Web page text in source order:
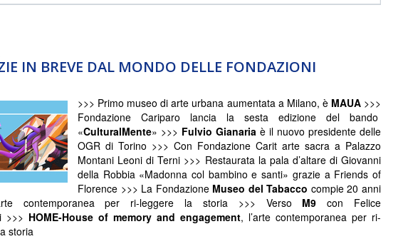
IN BREVE DAL MONDO DELLE FONDAZIONI
>>> Primo museo di arte urbana aumentata a Milano, è MAUA>>>
Fondazione Cariparo lancia la sesta edizione del bando
«CulturalMente» >>> Fulvio Gianaria è il nuovo presidente delle
OGR di Torino >>> Con Fondazione Carit arte sacra a Palazzo
Montani Leoni di Terni >>> Restaurata la pala d’altare di Giovanni
della Robbia «Madonna col bambino e santi» grazie a Friends of
Florence >>> La Fondazione Museo del Tabacco compie 20 anni
contemporanea per ri-leggere la storia >>> Verso M9 con Felice
>>> HOME-House of memory and engagement, l’arte contemporanea per ri-
storia